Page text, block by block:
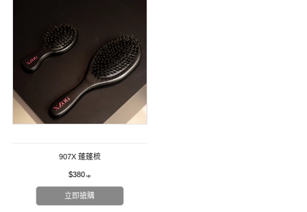
907X 蓬蓬梳
$380
立即搶購